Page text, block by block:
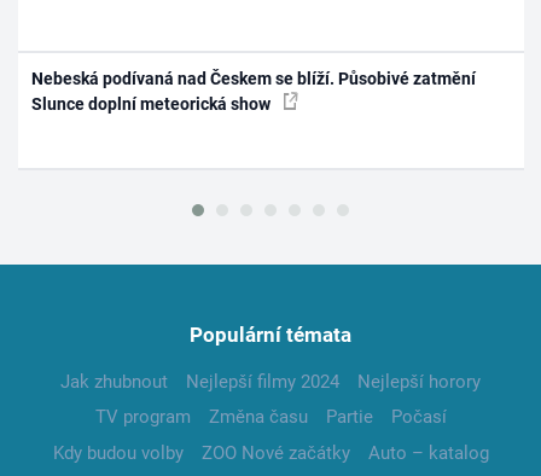
Nebeská podívaná nad Českem se blíží. Působivé zatmění
Slunce doplní meteorická show
Populární témata
Jak zhubnout Nejlepší filmy 2024
Nejlepší horory
TV program
Změna času Partie
Počasí
Kdy budou volby
ZOO Nové začátky
Auto – katalog